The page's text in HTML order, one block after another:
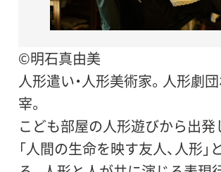
©明石真由美
人形遣い・人形美術家。人形劇
宰。
こども部屋の人形遊びから出発
「人間の生命を映す友人、人形」